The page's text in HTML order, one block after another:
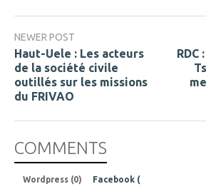
NEWER POST
Haut-Uele : Les acteurs
de la société civile
outillés sur les missions
du FRIVAO
RDC
COMMENTS
Wordpress (0) Facebook (